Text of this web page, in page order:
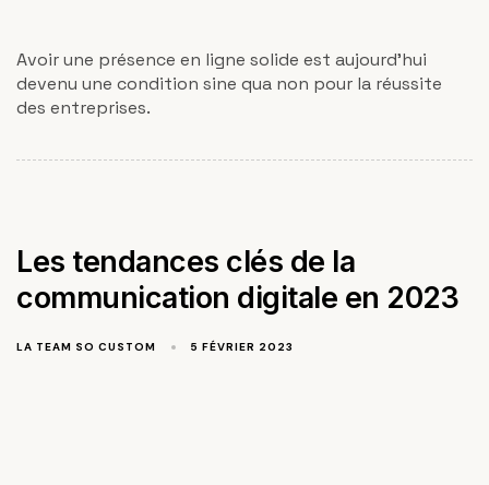
Avoir une présence en ligne solide est aujourd'hui
devenu une condition sine qua non pour la réussite
des entreprises.
Les tendances clés de la
communication digitale en 2023
LA TEAM SO CUSTOM 5 FÉVRIER 2023